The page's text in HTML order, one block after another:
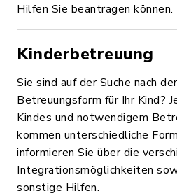
Hilfen Sie beantragen können.
Kinderbetreuung
Sie sind auf der Suche nach
Betreuungsform für Ihr Kind?
Kindes und notwendigem
kommen unterschiedliche
informieren Sie über die
Integrationsmöglichkeiten
sonstige Hilfen.